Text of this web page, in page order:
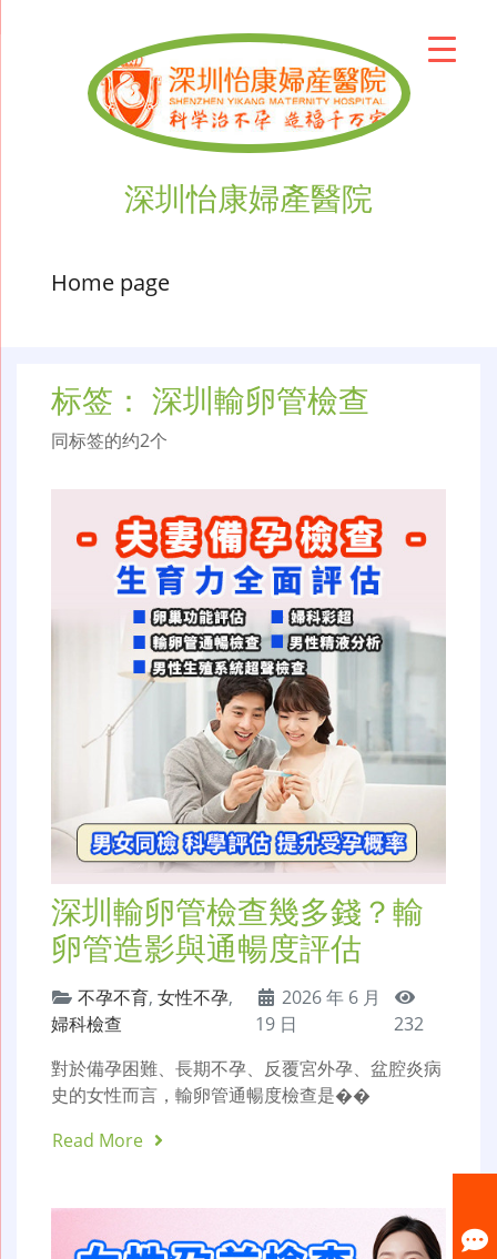
深圳怡康婦產醫院
Home page
标签： 深圳輸卵管檢查
同标签的约2个
深圳輸卵管檢查幾多錢？輸
卵管造影與通暢度評估
不孕不育, 女性不孕,
婦科檢查
2026 年 6 月
19 日
232
對於備孕困難、長期不孕、反覆宮外孕、盆腔炎病
史的女性而言，輸卵管通暢度檢查是��
Read More